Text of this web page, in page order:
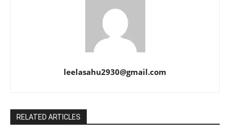
leelasahu2930@gmail.com
RELATED ARTICLES